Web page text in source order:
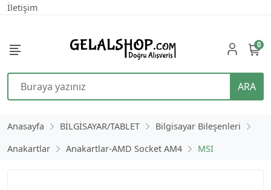
İletişim
ARA
0
Anasayfa BİLGİSAYAR/TABLET
Bilgisayar Bileşenleri
Anakartlar
Anakartlar-AMD Socket AM4 MSI